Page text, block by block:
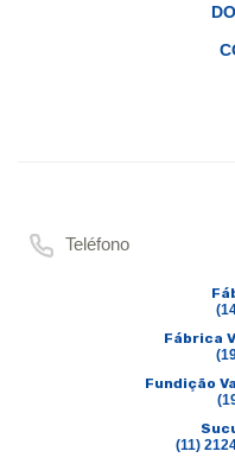
Teléfono
Fábrica
Fundição
(11)